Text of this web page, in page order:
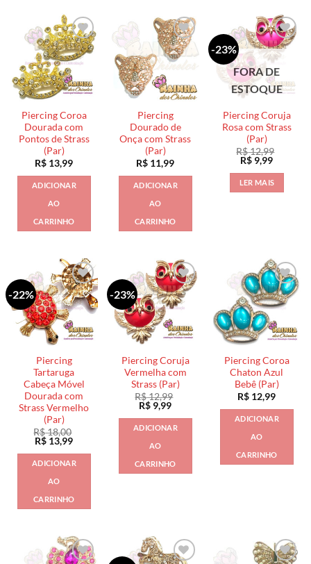
Piercing Coroa
Dourada com
Pontos de Strass
(Par)
R$ 13,99
ADICIONAR
AO
CARRINHO
Piercing
Dourado de
Onça com Strass
(Par)
R$ 11,99
ADICIONAR
AO
CARRINHO
-23%
FORA DE
ESTOQUE
Piercing Coruja
Rosa com Strass
(Par)
R$12,99
O
preço
original
era:
R$ 12,99.
R$ 9,99O
atual
é:
R$ 9,99.
LER MAIS
-22%
Piercing
Tartaruga
Cabeça Móvel
Dourada com
Strass Vermelho
(Par)
R$18,00
O
original
era:
R$ 18,00.
R$ 13,99O
atual
é:
ADICIONAR
AO
CARRINHO
-23%
Piercing Coruja
Vermelha com
Strass (Par)
R$12,99
O
preço
original
era:
R$ 12,99.
R$ 9,99O
atual
é:
ADICIONAR
AO
CARRINHO
Piercing Coroa
Chaton Azul
Bebê (Par)
R$ 12,99
ADICIONAR
AO
CARRINHO